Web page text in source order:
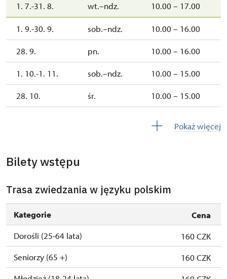
1. 7.-31. 8. wt.–ndz. 10.00 – 17.00
1. 9.-30. 9. sob.–ndz. 10.00 – 16.00
28. 9. pn. 10.00 – 16.00
1. 10.-1. 11. sob.–ndz. 10.00 – 15.00
28. 10. śr. 10.00 – 15.00
zamknięte
Pokaż więcej
Bilety wstępu
Trasa zwiedzania w języku polskim
Kategorie
Cena
Dorośli (25-64 lata)
160 CZK
Seniorzy (65 +)
160 CZK